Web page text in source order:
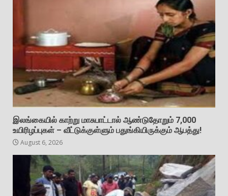
இலங்கையில் காற்று மாசுபாட்டால் ஆண்டுதோறும் 7,000
உயிரிழப்புகள் – வீட்டுக்குள்ளும் பதுங்கியிருக்கும் ஆபத்து!
August 6, 2026